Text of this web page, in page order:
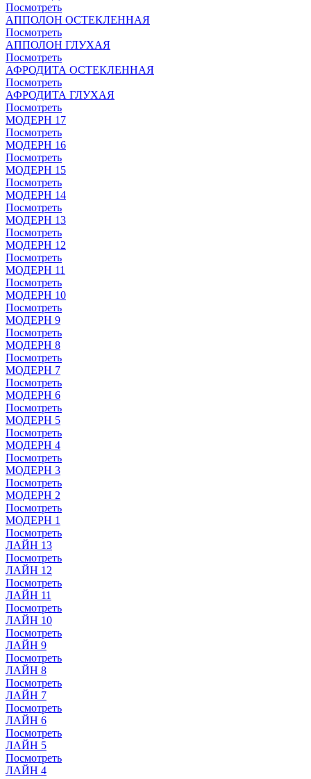
Посмотреть
АППОЛОН ОСТЕКЛЕННАЯ
Посмотреть
АППОЛОН ГЛУХАЯ
Посмотреть
АФРОДИТА ОСТЕКЛЕННАЯ
Посмотреть
АФРОДИТА ГЛУХАЯ
Посмотреть
МОДЕРН 17
Посмотреть
МОДЕРН 16
Посмотреть
МОДЕРН 15
Посмотреть
МОДЕРН 14
Посмотреть
МОДЕРН 13
Посмотреть
МОДЕРН 12
Посмотреть
МОДЕРН 11
Посмотреть
МОДЕРН 10
Посмотреть
МОДЕРН 9
Посмотреть
МОДЕРН 8
Посмотреть
МОДЕРН 7
Посмотреть
МОДЕРН 6
Посмотреть
МОДЕРН 5
Посмотреть
МОДЕРН 4
Посмотреть
МОДЕРН 3
Посмотреть
МОДЕРН 2
Посмотреть
МОДЕРН 1
Посмотреть
ЛАЙН 13
Посмотреть
ЛАЙН 12
Посмотреть
ЛАЙН 11
Посмотреть
ЛАЙН 10
Посмотреть
ЛАЙН 9
Посмотреть
ЛАЙН 8
Посмотреть
ЛАЙН 7
Посмотреть
ЛАЙН 6
Посмотреть
ЛАЙН 5
Посмотреть
ЛАЙН 4